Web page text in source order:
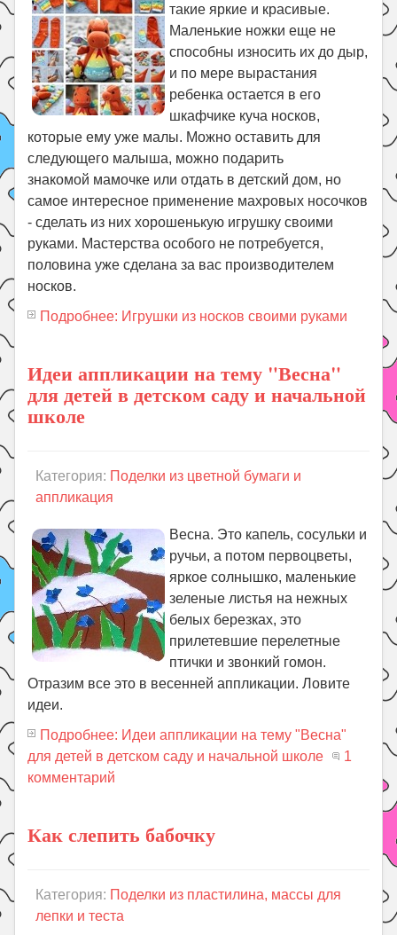
такие яркие и красивые.
Маленькие ножки еще не
способны износить их до дыр,
и по мере вырастания
ребенка остается в его
шкафчике куча носков,
которые ему уже малы. Можно оставить для
следующего малыша, можно подарить
знакомой мамочке или отдать в детский дом, но
самое интересное применение махровых носочков
- сделать из них хорошенькую игрушку своими
руками. Мастерства особого не потребуется,
половина уже сделана за вас производителем
носков.
Подробнее: Игрушки из носков своими руками
Идеи аппликации на тему "Весна"
для детей в детском саду и начальной
школе
Категория: Поделки из цветной бумаги и
аппликация
Весна. Это капель, сосульки и
ручьи, а потом первоцветы,
яркое солнышко, маленькие
зеленые листья на нежных
белых березках, это
прилетевшие перелетные
птички и звонкий гомон.
Отразим все это в весенней аппликации. Ловите
идеи.
Подробнее: Идеи аппликации на тему "Весна"
для детей в детском саду и начальной школе
1
комментарий
Как слепить бабочку
Категория: Поделки из пластилина, массы для
лепки и теста